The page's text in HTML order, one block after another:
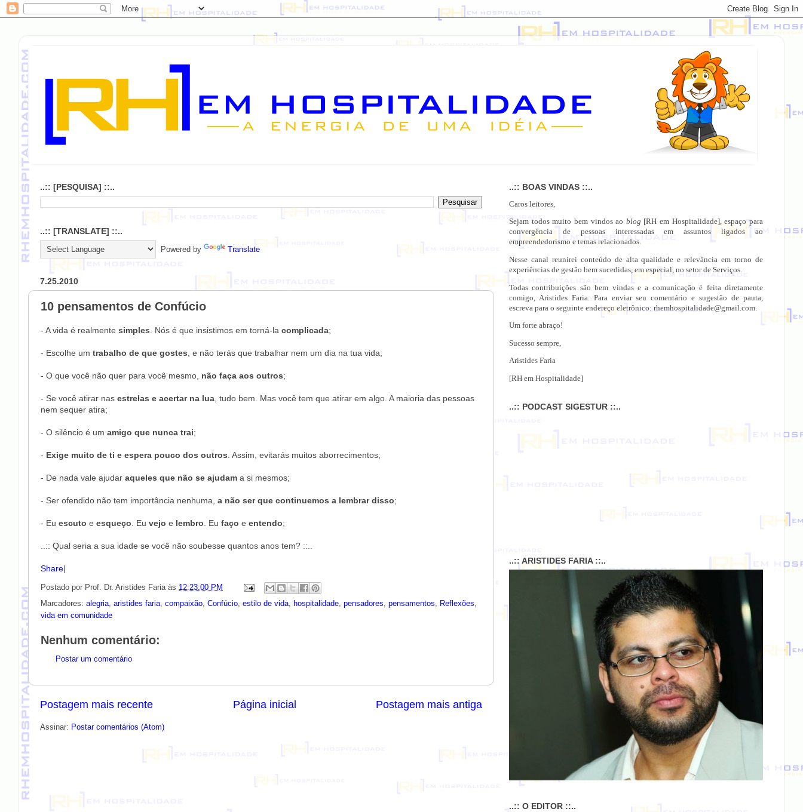
..:: [PESQUISA] ::..
..:: [TRANSLATE] ::..
Powered by Translate
7.25.2010
10 pensamentos de Confúcio
- A vida é realmente simples . Nós é que insistimos em torná-la complicada;
- Escolhe um trabalho de que gostes , e não terás que trabalhar nem um dia na tua vida;
- O que você não quer para você mesmo, não faça aos outros;
- Se você atirar nas estrelas e acertar na lua , tudo bem. Mas você tem que atirar em algo. A maioria das pessoas
nem sequer atira;
- O silêncio é um amigo que nunca trai;
- Exige muito de ti e espera pouco dos outros . Assim, evitarás muitos aborrecimentos;
- De nada vale ajudar aqueles que não se ajudam a si mesmos;
- Ser ofendido não tem importância nenhuma, a não ser que continuemos a lembrar disso;
- Eu escuto e esqueço . Eu vejo e lembro . Eu faço e entendo;
..:: Qual seria a sua idade se você não soubesse quantos anos tem? ::..
Share|
Postado por Prof. Dr. Aristides Faria às 12:23:00 PM
Marcadores: alegria aristides faria compaixão Confúcio estilo de vida hospitalidade pensadores pensamentos Reflexões
vida em comunidade
Nenhum comentário:
Postar um comentário
Postagem mais recente Postagem mais antiga
Página inicial
Assinar: Postar comentários (Atom)
..:: BOAS VINDAS ::..
Caros leitores,
Sejam todos muito bem vindos ao blog [RH em Hospitalidade], espaço para
convergência de pessoas interessadas em assuntos ligados ao
empreendedorismo e temas relacionados.
Nesse canal reunirei conteúdo de alta qualidade e relevância em torno de
experiências de gestão bem sucedidas, em especial, no setor de Serviços.
Todas contribuições são bem vindas e a comunicação é feita diretamente
comigo, Aristides Faria. Para enviar seu comentário e sugestão de pauta,
escreva para o seguinte endereço eletrônico: rhemhospitalidade@gmail.com.
Um forte abraço!
Sucesso sempre,
Aristides Faria
[RH em Hospitalidade]
..:: PODCAST SIGESTUR ::..
..:: ARISTIDES FARIA ::..
..:: O EDITOR ::..